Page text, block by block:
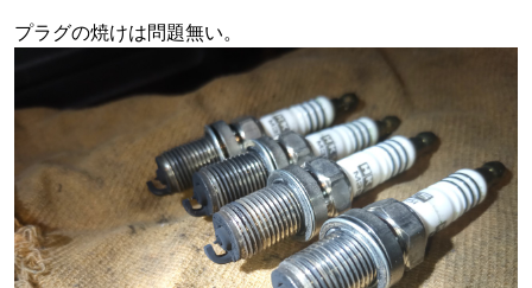
プラグの焼けは問題無い。